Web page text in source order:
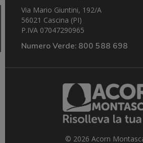
Via Mario Giuntini, 192/A
56021 Cascina (PI)
P.IVA 07047290965
Numero Verde: 800 588 698
© 2026 Acorn